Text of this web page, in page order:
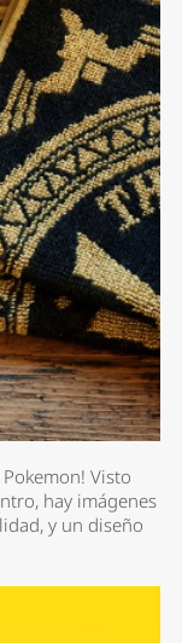
Visto
hay imágenes
y un diseño